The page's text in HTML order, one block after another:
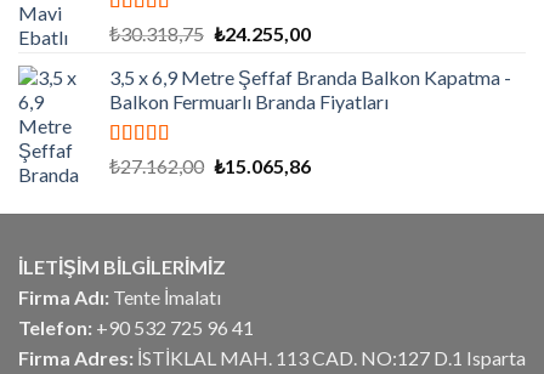
5 üzerinden
oy aldı
₺30.318,75 Orijinal
₺30.318,75.
₺24.255,00Şu
fiyat:
₺24.255,00.
3,5 x 6,9 Metre Şeffaf Branda Balkon Kapatma -
Balkon Fermuarlı Branda Fiyatları
5 üzerinden
oy aldı
₺27.162,00 Orijinal
₺27.162,00.
₺15.065,86Şu
fiyat:
İLETİŞİM BİLGİLERİMİZ
Firma Adı: Tente İmalatı
Telefon: +90 532 725 96 41
Firma Adres: İSTİKLAL MAH. 113 CAD. NO:127 D.1 Isparta